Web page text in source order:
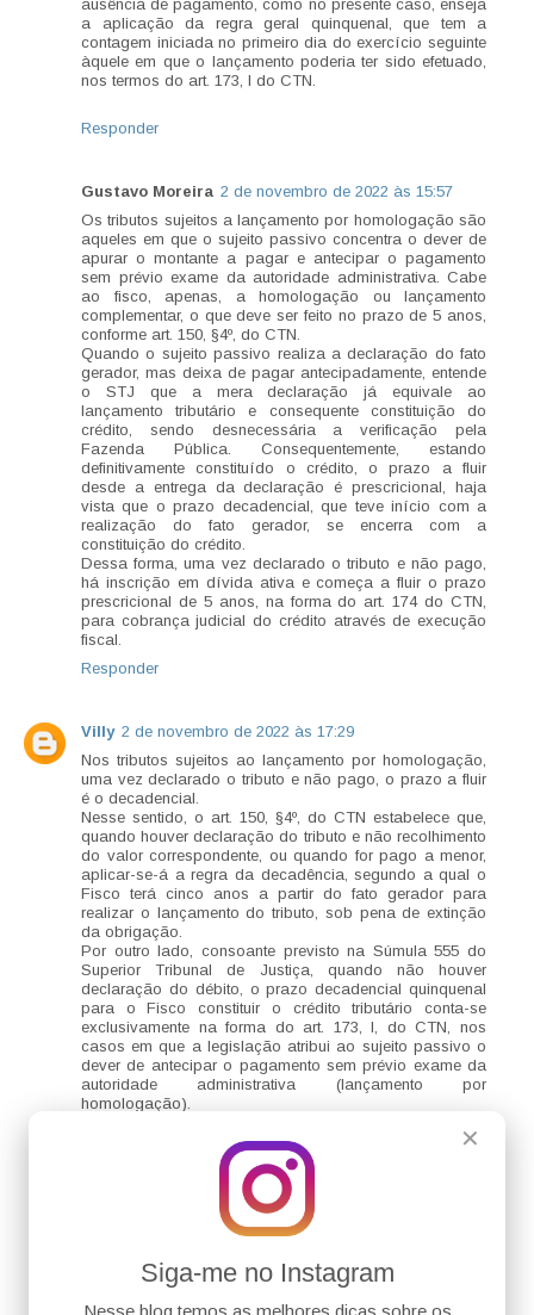
✕
Siga-me no Instagram
Nesse blog temos as melhores dicas sobre os
ausência de pagamento, como no presente caso, enseja
a aplicação da regra geral quinquenal, que tem a
contagem iniciada no primeiro dia do exercício seguinte
àquele em que o lançamento poderia ter sido efetuado,
nos termos do art. 173, I do CTN.
Responder
Gustavo Moreira 2 de novembro de 2022 às 15:57
Os tributos sujeitos a lançamento por homologação são
aqueles em que o sujeito passivo concentra o dever de
apurar o montante a pagar e antecipar o pagamento
sem prévio exame da autoridade administrativa. Cabe
ao fisco, apenas, a homologação ou lançamento
complementar, o que deve ser feito no prazo de 5 anos,
conforme art. 150, §4º, do CTN.
Quando o sujeito passivo realiza a declaração do fato
gerador, mas deixa de pagar antecipadamente, entende
o STJ que a mera declaração já equivale ao
lançamento tributário e consequente constituição do
crédito, sendo desnecessária a verificação pela
Fazenda Pública. Consequentemente, estando
definitivamente constituído o crédito, o prazo a fluir
desde a entrega da declaração é prescricional, haja
vista que o prazo decadencial, que teve início com a
realização do fato gerador, se encerra com a
constituição do crédito.
Dessa forma, uma vez declarado o tributo e não pago,
há inscrição em dívida ativa e começa a fluir o prazo
prescricional de 5 anos, na forma do art. 174 do CTN,
para cobrança judicial do crédito através de execução
fiscal.
Responder
Villy 2 de novembro de 2022 às 17:29
Nos tributos sujeitos ao lançamento por homologação,
uma vez declarado o tributo e não pago, o prazo a fluir
é o decadencial.
Nesse sentido, o art. 150, §4º, do CTN estabelece que,
quando houver declaração do tributo e não recolhimento
do valor correspondente, ou quando for pago a menor,
aplicar-se-á a regra da decadência, segundo a qual o
Fisco terá cinco anos a partir do fato gerador para
realizar o lançamento do tributo, sob pena de extinção
da obrigação.
Por outro lado, consoante previsto na Súmula 555 do
Superior Tribunal de Justiça, quando não houver
declaração do débito, o prazo decadencial quinquenal
para o Fisco constituir o crédito tributário conta-se
exclusivamente na forma do art. 173, I, do CTN, nos
casos em que a legislação atribui ao sujeito passivo o
dever de antecipar o pagamento sem prévio exame da
autoridade administrativa (lançamento por
homologação).
2 de novembro de 2022 às 21:38
Conforme entendimento sumulado do E. STJ, nos
consiste na espécie de lançamento em que o sujeito
passivo antecipa o pagamento sem prévio exame da
autoridade administrativa (art. 150, caput, CTN), a